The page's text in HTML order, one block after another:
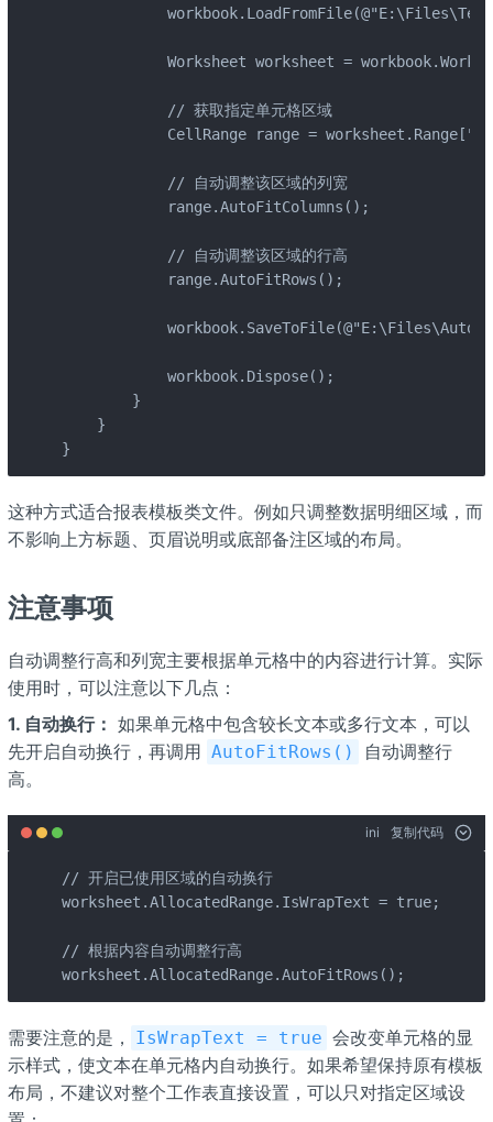
Worksheet worksheet =
            // 获取指定单元格区域
CellRange range =
            // 自动调整该区域的列宽
            range.AutoFitColumns();
            // 自动调整该区域的行高
            range.AutoFitRows();
            workbook.Dispose();
        }
    }
}
这种方式适合报表模板类文件。例如只调整数据明细区域，而
不影响上方标题、页眉说明或底部备注区域的布局。
注意事项
自动调整行高和列宽主要根据单元格中的内容进行计算。实际
使用时，可以注意以下几点：
1. 自动换行： 如果单元格中包含较长文本或多行文本，可以
先开启自动换行，再调用 ​ ​AutoFitRows()​
​ 自动调整行
高。
ini 复制代码
// 开启已使用区域的自动换行
worksheet.AllocatedRange.IsWrapText = true;
// 根据内容自动调整行高
worksheet.AllocatedRange.AutoFitRows();
需要注意的是，​ ​IsWrapText = true​ ​ 会改变单元格的显
示样式，使文本在单元格内自动换行。如果希望保持原有模板
布局，不建议对整个工作表直接设置，可以只对指定区域设